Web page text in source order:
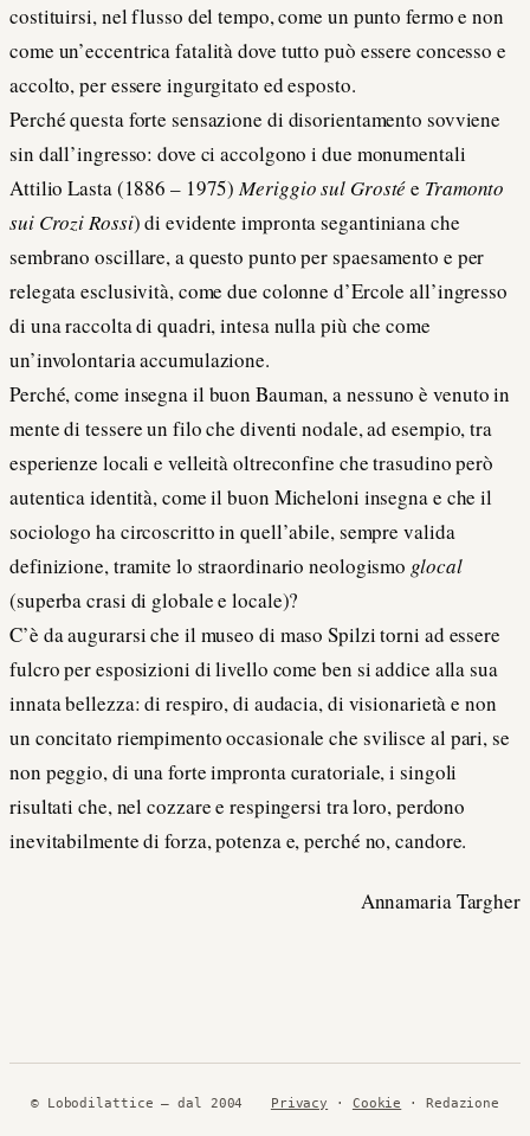
costituirsi, nel flusso del tempo, come un punto fermo e non
come un’eccentrica fatalità dove tutto può essere concesso e
accolto, per essere ingurgitato ed esposto.
Perché questa forte sensazione di disorientamento sovviene
sin dall’ingresso: dove ci accolgono i due monumentali
Attilio Lasta (1886 – 1975)Meriggio sul Grostée Tramonto
sui Crozi Rossi) di evidente impronta segantiniana che
sembrano oscillare, a questo punto per spaesamento e per
relegata esclusività, come due colonne d’Ercole all’ingresso
di una raccolta di quadri, intesa nulla più che come
un’involontaria accumulazione.
Perché, come insegna il buon Bauman, a nessuno è venuto in
mente di tessere un filo che diventi nodale, ad esempio, tra
esperienze locali e velleità oltreconfine che trasudino però
autentica identità, come il buon Micheloni insegna e che il
sociologo ha circoscritto in quell’abile, sempre valida
definizione, tramite lo straordinario neologismo glocal
(superba crasi di globale e locale)?
C’è da augurarsi che il museo di maso Spilzi torni ad essere
fulcro per esposizioni di livello come ben si addice alla sua
innata bellezza: di respiro, di audacia, di visionarietà e non
un concitato riempimento occasionale che svilisce al pari, se
non peggio, di una forte impronta curatoriale, i singoli
risultati che, nel cozzare e respingersi tra loro, perdono
inevitabilmente di forza, potenza e, perché no, candore.
Annamaria Targher
© Lobodilattice — dal 2004 Privacy · Cookie · Redazione